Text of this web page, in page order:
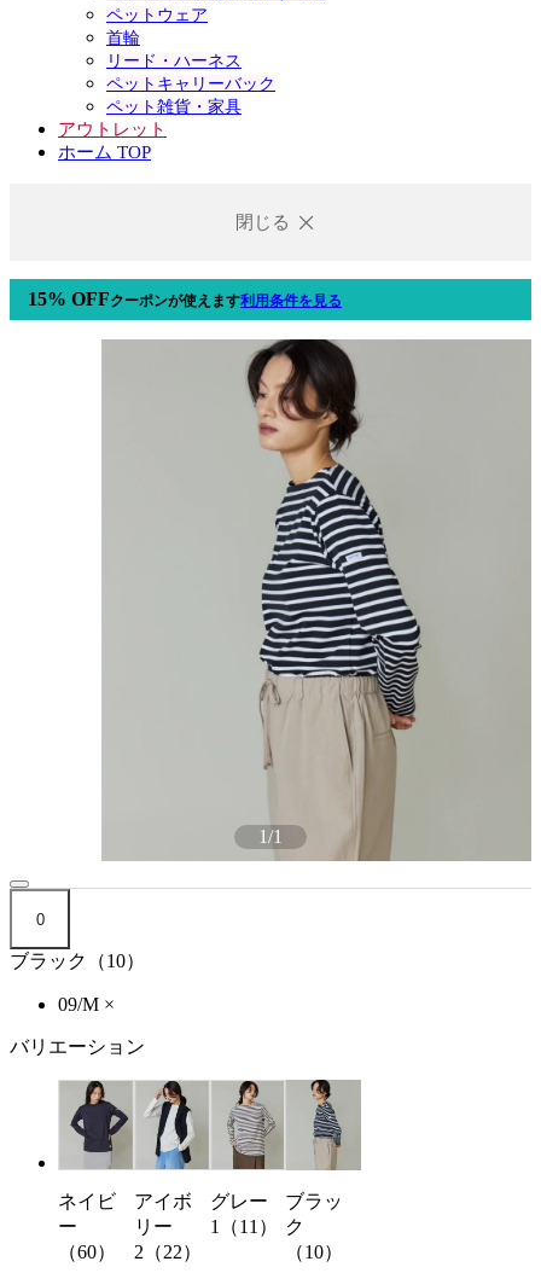
ペットウェア
首輪
リード・ハーネス
ペットキャリーバック
ペット雑貨・家具
アウトレット
ホーム TOP
閉じる
15% OFFクーポンが使えます利用条件を見る
1/1
0
ブラック（10）
09/M ×
バリエーション
ネイビ
ー
（60）
アイボ
リー
2（22）
グレー
1（11）
ブラッ
ク
（10）